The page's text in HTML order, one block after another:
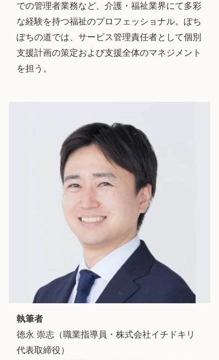
での管理者業務など、介護・福祉業界にて多彩
な経験を持つ福祉のプロフェッショナル。ぽち
ぽちの道では、サービス管理責任者として個別
支援計画の策定および支援全体のマネジメント
を担う。
執筆者
徳永 崇志（職業指導員・株式会社イチドキリ
代表取締役）